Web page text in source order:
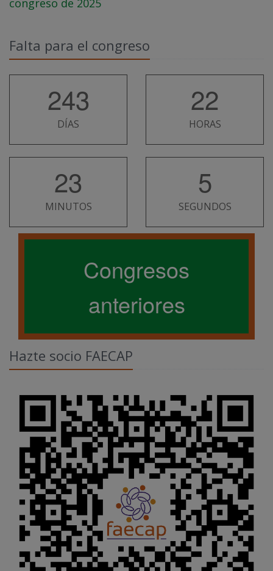
congreso de 2025
Falta para el congreso
243
DÍAS
22
HORAS
23
MINUTOS
4
SEGUNDOS
Congresos
anteriores
Hazte socio FAECAP